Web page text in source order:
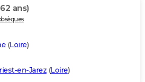
ans)
(Loire)
en-Jarez (Loire)